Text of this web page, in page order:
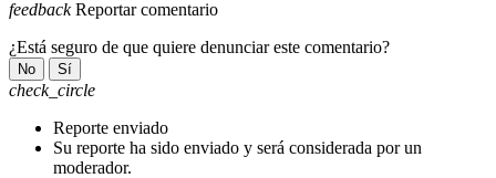
feedback Reportar comentario
¿Está seguro de que quiere denunciar este comentario?
No Sí
check_circle
Reporte enviado
Su reporte ha sido enviado y será considerada por un
moderador.